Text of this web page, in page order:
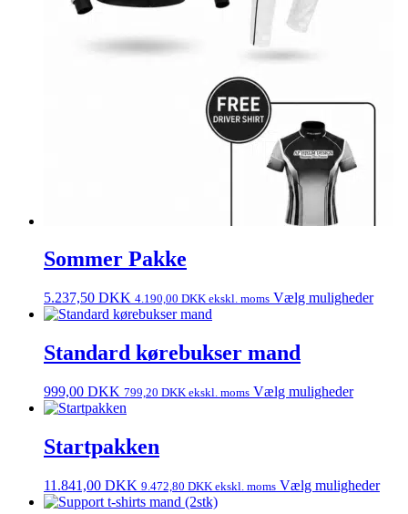
Sommer Pakke
5.237,50 DKK 4.190,00 DKK ekskl. moms Vælg muligheder
Standard kørebukser mand
999,00 DKK 799,20 DKK ekskl. moms Vælg muligheder
Startpakken
11.841,00 DKK 9.472,80 DKK ekskl. moms Vælg muligheder